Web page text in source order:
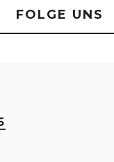
FOLGE UNS